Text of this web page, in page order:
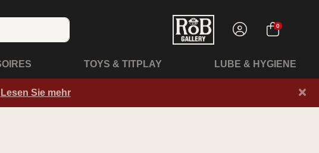
0
TOYS & TITPLAY LUBE & HYGIENE
Lesen Sie mehr ×